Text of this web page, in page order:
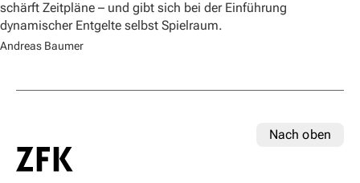
schärft Zeitpläne – und gibt sich bei der Einführung
dynamischer Entgelte selbst Spielraum.
Andreas Baumer
Nach oben